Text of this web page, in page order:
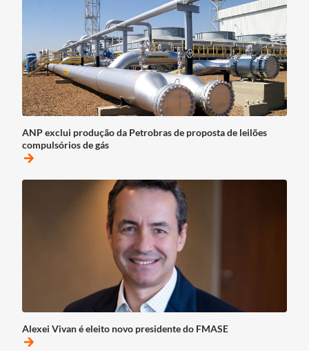
ANP exclui produção da Petrobras de proposta de leilões
compulsórios de gás
arrow_forward
Alexei Vivan é eleito novo presidente do FMASE
arrow_forward